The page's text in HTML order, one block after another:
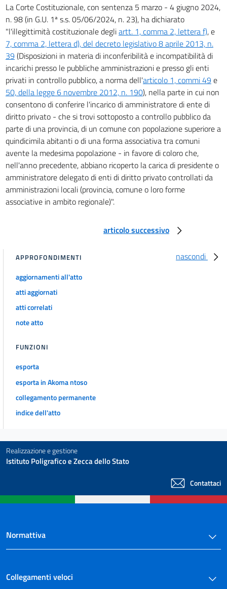
La Corte Costituzionale, con sentenza 5 marzo - 4 giugno 2024,
n. 98 (in G.U. 1ª s.s. 05/06/2024, n. 23), ha dichiarato
"l'illegittimità costituzionale degliartt. 1, comma 2, lettera f), e
7, comma 2, lettera d), del decreto legislativo 8 aprile 2013, n.
39 (Disposizioni in materia di inconferibilità e incompatibilità di
incarichi presso le pubbliche amministrazioni e presso gli enti
privati in controllo pubblico, a norma dell'articolo 1, commi 49 e
50, della legge 6 novembre 2012, n. 190), nella parte in cui non
consentono di conferire l'incarico di amministratore di ente di
diritto privato - che si trovi sottoposto a controllo pubblico da
parte di una provincia, di un comune con popolazione superiore a
quindicimila abitanti o di una forma associativa tra comuni
avente la medesima popolazione - in favore di coloro che,
nell'anno precedente, abbiano ricoperto la carica di presidente o
amministratore delegato di enti di diritto privato controllati da
amministrazioni locali (provincia, comune o loro forme
associative in ambito regionale)".
articolo successivo
nascondi
APPROFONDIMENTI
aggiornamenti all'atto
atti aggiornati
atti correlati
note atto
FUNZIONI
esporta
esporta in Akoma ntoso
collegamento permanente
indice dell'atto
Realizzazione e gestione
Istituto Poligrafico e Zecca dello Stato
Contattaci
Normattiva
Collegamenti veloci